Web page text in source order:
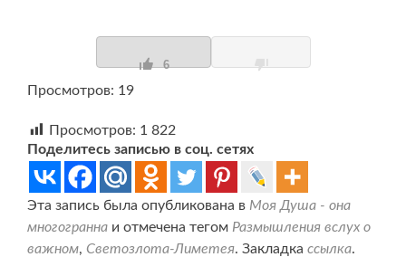
6
Просмотров: 19
Просмотров: 1 822
Поделитесь записью в соц. сетях
Эта запись была опубликована в Моя Душа - она
многогранна и отмечена тегом Размышления вслух о
важном, Светозлота-Лиметея. Закладка ссылка.